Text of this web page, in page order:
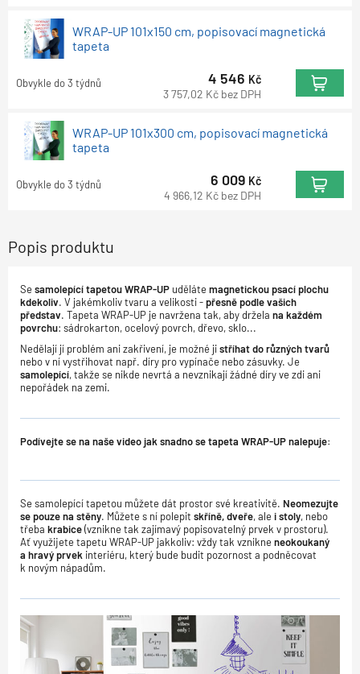
WRAP-UP 101x150 cm, popisovací magnetická
tapeta
Obvykle do 3 týdnů 4 546 Kč
3 757,02 Kč bez DPH
WRAP-UP 101x300 cm, popisovací magnetická
tapeta
Obvykle do 3 týdnů 6 009 Kč
4 966,12 Kč bez DPH
Popis produktu
Sesamolepící tapetou WRAP-UP udělátemagnetickou psací plochu
kdekoliv. V jakémkoliv tvaru a velikosti -přesně podle vašich
představ. Tapeta WRAP-UP je navržena tak, aby držela na každém
povrchu: sádrokarton, ocelový povrch, dřevo, sklo...
Nedělají jí problém ani zakřivení, je možné jistříhat do různých tvarů
nebo v ní vystřihovat např. díry pro vypínače nebo zásuvky. Je
samolepící, takže se nikde nevrtá a nevznikají žádné díry ve zdi ani
nepořádek na zemi.
Podívejte se na naše video jak snadno se tapeta WRAP-UP nalepuje:
Se samolepící tapetou můžete dát prostor své kreativitě. Neomezujte
se pouze na stěny. Můžete s ní polepit skříně, dveře, alei stoly, nebo
třeba krabice(vznikne tak zajímavý popisovatelný prvek v prostoru).
Ať využijete tapetu WRAP-UP jakkoliv: vždy tak vznikneneokoukaný
a hravý prvek interiéru, který bude budit pozornost a podněcovat
k novým nápadům.